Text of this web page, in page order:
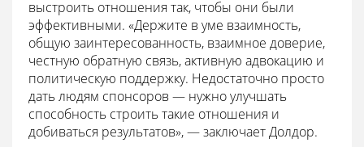
выстроить отношения так, чтобы они были
эффективными. «Держите в уме взаимность,
общую заинтересованность, взаимное доверие,
честную обратную связь, активную адвокацию и
политическую поддержку. Недостаточно просто
дать людям спонсоров — нужно улучшать
способность строить такие отношения и
добиваться результатов», — заключает Долдор.